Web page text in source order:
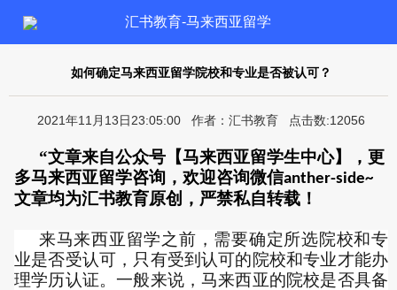
汇书教育-马来西亚留学
如何确定马来西亚留学院校和专业是否被认可？
2021年11月13日23:05:00 作者：汇书教育 点击数:12056
“文章来自公众号【马来西亚留学生中心】，更
多马来西亚留学咨询，欢迎咨询微信anther-side~
文章均为汇书教育原创，严禁私自转载！
来马来西亚留学之前，需要确定所选院校和专
业是否受认可，只有受到认可的院校和专业才能办
理学历认证。一般来说，马来西亚的院校是否具备